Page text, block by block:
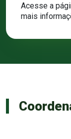
Acesse a
mais